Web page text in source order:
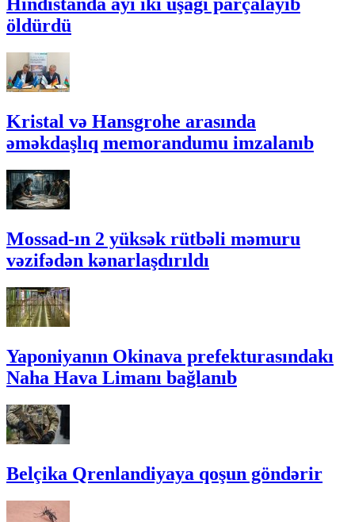
Hindistanda ayı iki uşağı parçalayıb
öldürdü
Kristal və Hansgrohe arasında
əməkdaşlıq memorandumu imzalanıb
Mossad-ın 2 yüksək rütbəli məmuru
vəzifədən kənarlaşdırıldı
Yaponiyanın Okinava prefekturasındakı
Naha Hava Limanı bağlanıb
Belçika Qrenlandiyaya qoşun göndərir